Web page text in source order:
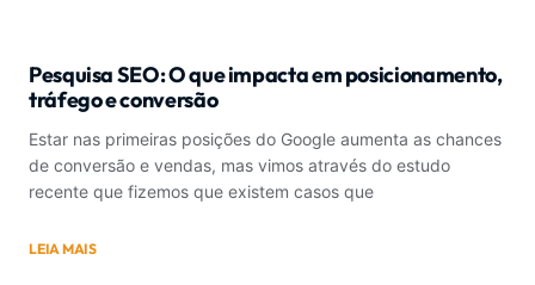
Pesquisa SEO: O que impacta em posicionamento,
tráfego e conversão
Estar nas primeiras posições do Google aumenta as chances
de conversão e vendas, mas vimos através do estudo
recente que fizemos que existem casos que
LEIA MAIS